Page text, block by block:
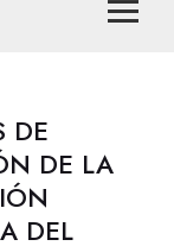
DE
DE LA
DEL